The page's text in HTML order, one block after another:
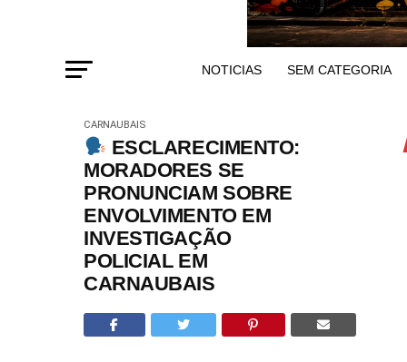
NOTICIAS SEM CATEGORIA
CARNAUBAIS
ESCLARECIMENTO:
MORADORES SE
PRONUNCIAM SOBRE
ENVOLVIMENTO EM
INVESTIGAÇÃO
POLICIAL EM
CARNAUBAIS